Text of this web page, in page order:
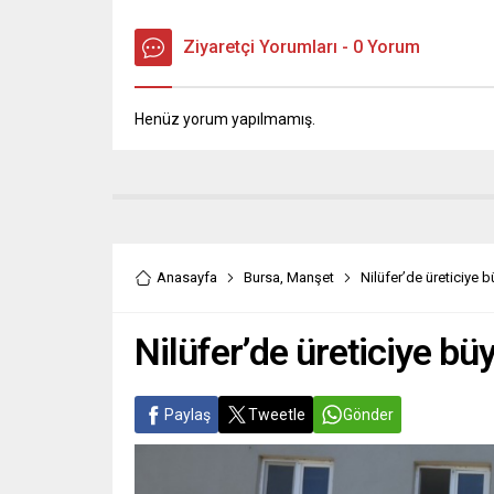
Ziyaretçi Yorumları - 0 Yorum
Henüz yorum yapılmamış.
Anasayfa Bursa, Manşet Nilüfer’de üreticiye
Nilüfer’de üreticiye
Paylaş Tweetle Gönder